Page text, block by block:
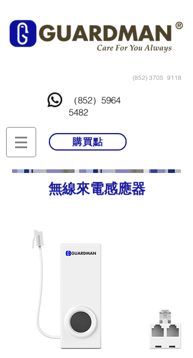
(852) 3705 9118
（852）5964
5482
購買點
無線來電感應器